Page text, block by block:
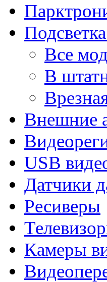
Все
В
Внешние
USB
Датчики
Ресиверы
Камеры